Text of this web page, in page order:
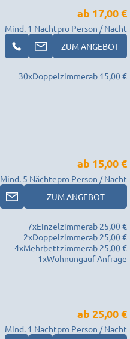
Mind. 1 Nacht
ab 17,00 €
pro Person / Nacht
ZUM ANGEBOT
30xDoppelzimmerab 15,00 €
Mind. 5 Nächte
ab 15,00 €
pro Person / Nacht
ZUM ANGEBOT
7xEinzelzimmerab 25,00 €
2xDoppelzimmerab 25,00 €
4xMehrbettzimmerab 25,00 €
1xWohnungauf Anfrage
Mind. 1 Nacht
ab 25,00 €
pro Person / Nacht